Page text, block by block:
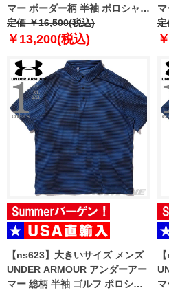
マー ボーダー柄 半袖 ポロシャツ
USA直輸入 6010980-410
定価 ￥16,500(税込)
￥13,200(税込)
ツ
定
【ns623】大きいサイズ メンズ
UNDER ARMOUR アンダーアー
マー 総柄 半袖 ゴルフ ポロシャ